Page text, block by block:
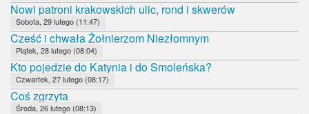
Nowi patroni krakowskich ulic, rond i skwerów
Sobota, 29 lutego (11:47)
Cześć i chwała Żołnierzom Niezłomnym
Piątek, 28 lutego (08:04)
Kto pojedzie do Katynia i do Smoleńska?
Czwartek, 27 lutego (08:17)
Coś zgrzyta
Środa, 26 lutego (08:13)